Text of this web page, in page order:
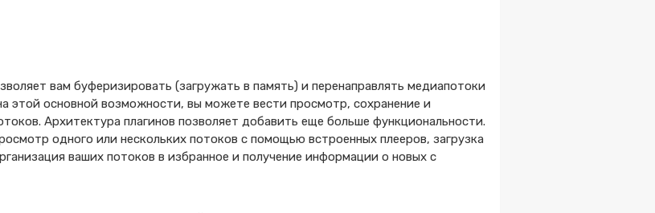
вам буферизировать (загружать в память) и перенаправлять медиапотоки
этой основной возможности, вы можете вести просмотр, сохранение и
Архитектура плагинов позволяет добавить еще больше функциональности.
одного или нескольких потоков с помощью встроенных плееров, загрузка
ваших потоков в избранное и получение информации о новых с